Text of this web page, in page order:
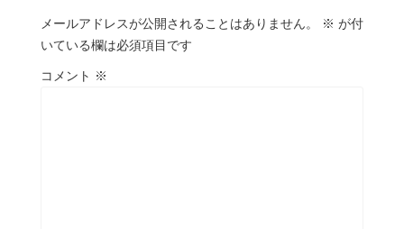
メールアドレスが公開されることはありません。 ※ が付
いている欄は必須項目です
コメント ※